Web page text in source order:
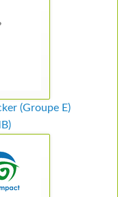
(Groupe E)